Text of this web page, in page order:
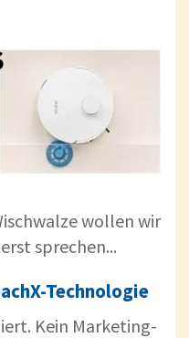
wollen wir
sprechen...
Technologie
Kein Marketing-